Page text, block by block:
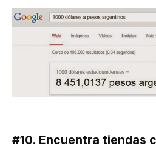
#10. Encuentra tiendas